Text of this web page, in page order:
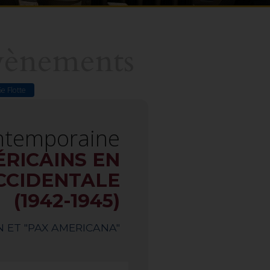
Flotte
EN
(1942-1945)
ET "PAX AMERICANA"